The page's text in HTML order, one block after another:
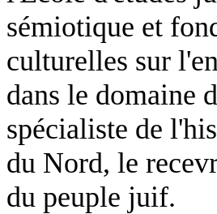
sémiotique et
culturelles sur
dans le domaine
spécialiste de
du Nord, le
du peuple juif.